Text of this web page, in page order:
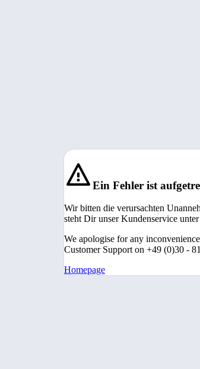
Ein Fehler ist
Wir bitten die verursachten
steht Dir unser Kundenservice
We apologise for any
Customer Support on +49 (0)30 -
Homepage